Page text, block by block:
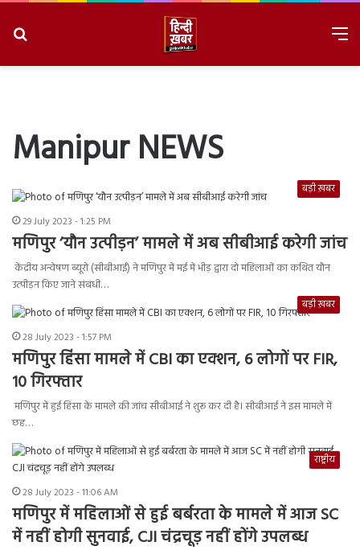
Manipur NEWS
बड़ी ख़बर
29 July 2023 - 1:25 PM
मणिपुर ‘यौन उत्पीड़न’ मामले में अब सीबीआई करेगी जांच
केंद्रीय अन्वेषण ब्यूरो (सीबीआई) ने मणिपुर में मई में भीड़ द्वारा दो महिलाओं का कथित यौन
उत्पीड़न किए जाने संबंधी…
बड़ी ख़बर
28 July 2023 - 1:57 PM
मणिपुर हिंसा मामले में CBI का एक्शन, 6 लोगों पर FIR,
10 गिरफ्तार
मणिपुर में हुई हिंसा के मामले की जांच सीबीआई ने शुरू कर दी है। सीबीआई ने इस मामले में
छह…
राष्ट्रीय
28 July 2023 - 11:06 AM
मणिपुर में महिलाओं से हुई बर्बरता के मामले में आज SC
में नहीं होगी सुनवाई, CJI चंद्रचूड़ नहीं होंगे उपलब्ध